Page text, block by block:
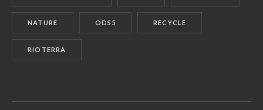
NATURE ODS5 RECYCLE
RIOTERRA